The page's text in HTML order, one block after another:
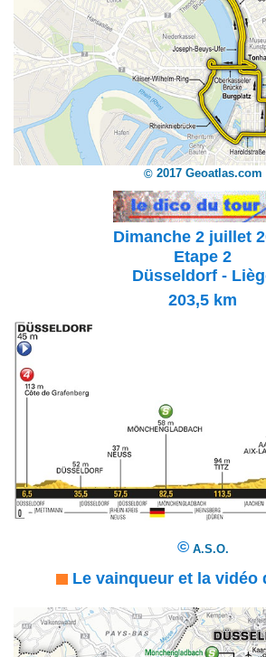
©2017 Geoatlas.com
Dimanche 2 juillet
Etape 2
Düsseldorf -
203,5 km
©A.S.O.
Le vainqueur et la vidéo